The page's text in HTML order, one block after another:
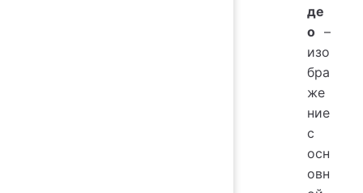
де
о –
изо
бра
же
ние
с
осн
овн